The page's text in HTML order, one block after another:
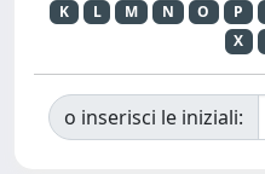
K
L M N O P
X
o inserisci le iniziali: